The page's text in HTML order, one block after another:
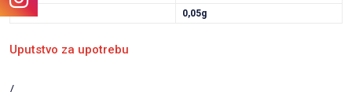
0,05g
Uputstvo za upotrebu